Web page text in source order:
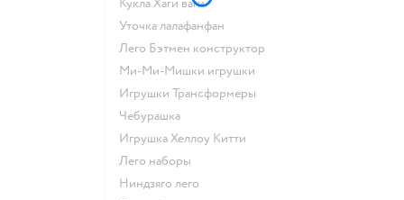
Кукла Хаги ваги
Уточка лалафанфан
Лего Бэтмен конструктор
Ми-Ми-Мишки игрушки
Игрушки Трансформеры
Чебурашка
Игрушка Хеллоу Китти
Лего наборы
Ниндзяго лего